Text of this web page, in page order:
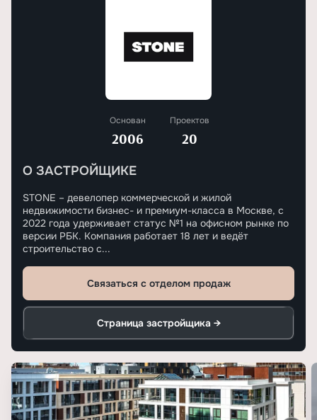
Основан
2006
Проектов
20
О ЗАСТРОЙЩИКЕ
STONE – девелопер коммерческой и жилой
недвижимости бизнес- и премиум-класса в Москве, с
2022 года удерживает статус №1 на офисном рынке по
версии РБК. Компания работает 18 лет и ведёт
строительство с...
Связаться с отделом продаж
Страница застройщика →